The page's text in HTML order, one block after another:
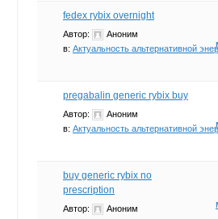
fedex rybix overnight
Автор:
Аноним
в: Актуальность альтернативной
pregabalin generic rybix buy
Автор:
Аноним
в: Актуальность альтернативной
buy generic rybix no
prescription
Автор:
Аноним